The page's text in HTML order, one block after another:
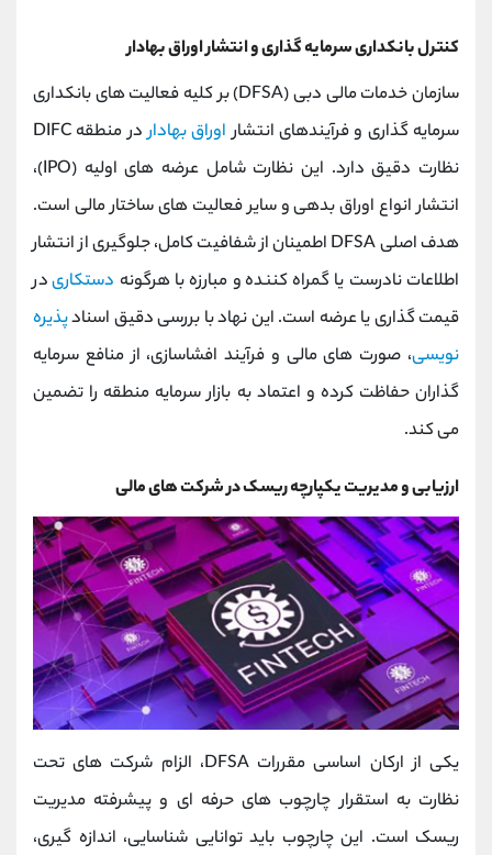
کنترل بانکداری سرمایه ‌گذاری و انتشار اوراق بهادار
سازمان خدمات مالی دبی (DFSA) بر کلیه فعالیت ‌های بانکداری
سرمایه‌ گذاری و فرآیندهای انتشاراوراق بهادار
در منطقه DIFC
نظارت دقیق دارد. این نظارت شامل عرضه ‌های اولیه (IPO)،
انتشار انواع اوراق بدهی و سایر فعالیت ‌های ساختار مالی است.
هدف اصلی DFSA اطمینان از شفافیت کامل، جلوگیری از انتشار
اطلاعات نادرست یا گمراه‌ کننده و مبارزه با هرگونه دستکاریدر
قیمت‌ گذاری یا عرضه است. این نهاد با بررسی دقیق اسنادپذیره
‌نویسی، صورت‌ های مالی و فرآیند افشا‌سازی، از منافع سرمایه
‌گذاران حفاظت کرده و اعتماد به بازار سرمایه منطقه را تضمین
می ‌کند.
ارزیابی و مدیریت یکپارچه ریسک در شرکت‌ های مالی
یکی از ارکان اساسی مقررات DFSA، الزام شرکت‌ های تحت
نظارت به استقرار چارچوب ‌های حرفه ‌ای و پیشرفته مدیریت
ریسک است. این چارچوب باید توانایی شناسایی، اندازه‌ گیری،